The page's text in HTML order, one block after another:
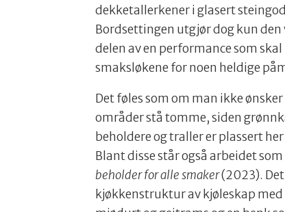
dekketallerkener i glasert
Bordsettingen utgjør dog kun den
delen av en performance som
smaksløkene for noen heldige
Det føles som om man ikke ønsker
områder stå tomme, siden
beholdere og traller er plassert her
Blant disse står også arbeidet
beholder for alle smaker(2023). Det
kjøkkenstruktur av kjøleskap med